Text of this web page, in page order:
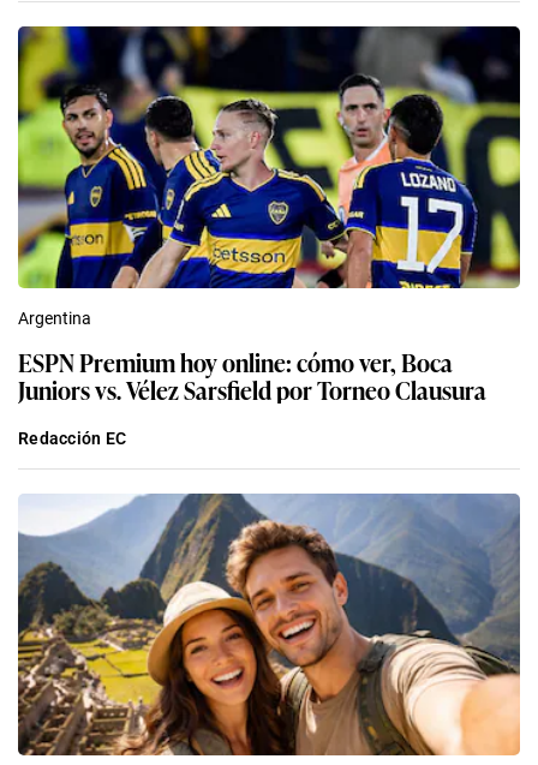
Argentina
ESPN Premium hoy online: cómo ver, Boca
Juniors vs. Vélez Sarsfield por Torneo Clausura
Redacción EC